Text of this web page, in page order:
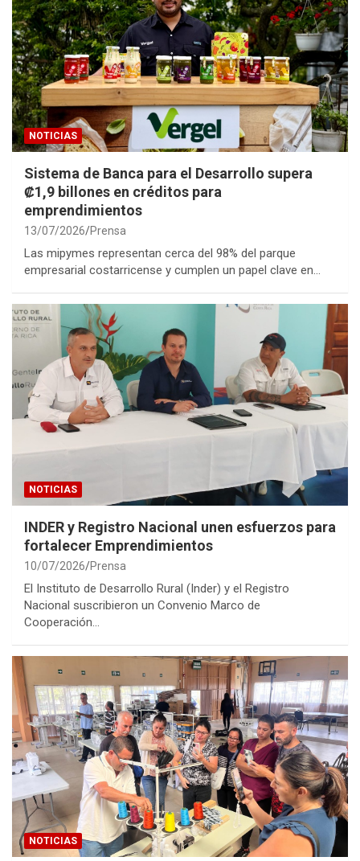
NOTICIAS
Sistema de Banca para el Desarrollo supera
₡1,9 billones en créditos para
emprendimientos
13/07/2026 Prensa
Las mipymes representan cerca del 98% del parque
empresarial costarricense y cumplen un papel clave en…
NOTICIAS
INDER y Registro Nacional unen esfuerzos para
fortalecer Emprendimientos
10/07/2026 Prensa
El Instituto de Desarrollo Rural (Inder) y el Registro
Nacional suscribieron un Convenio Marco de
Cooperación…
NOTICIAS